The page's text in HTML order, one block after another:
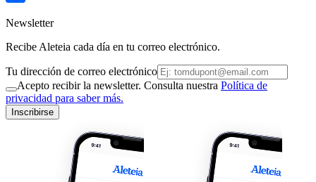
Newsletter
Recibe Aleteia cada día en tu correo electrónico.
Tu dirección de correo electrónico
Acepto recibir la newsletter. Consulta nuestra Política de
privacidad para saber más.
Inscribirse